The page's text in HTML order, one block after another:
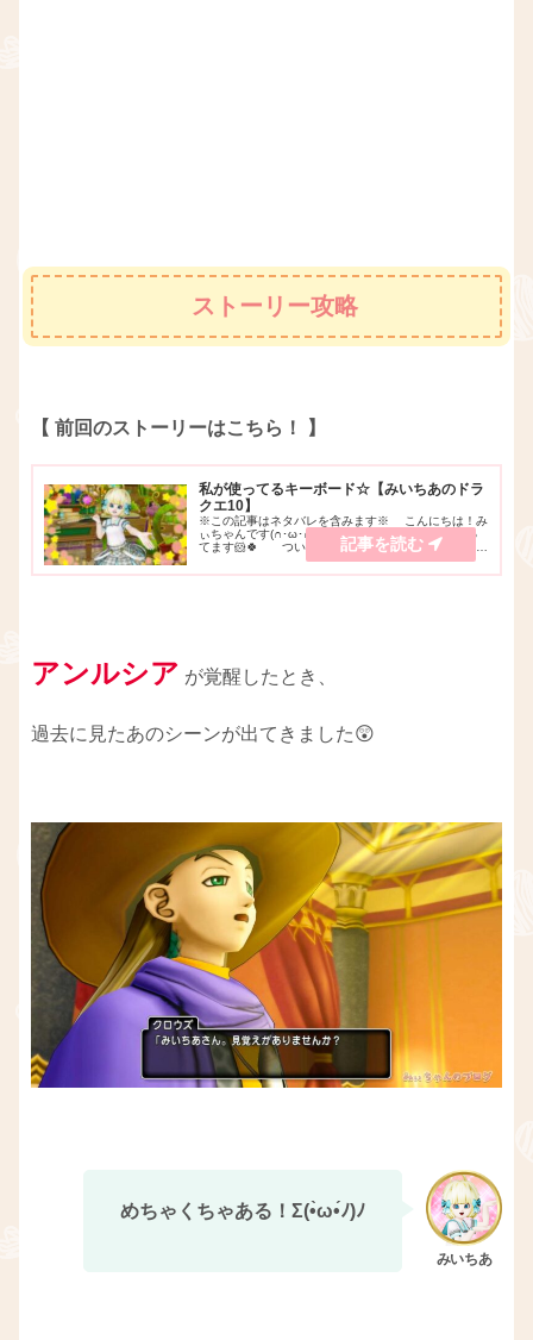
ストーリー攻略
【 前回のストーリーはこちら！ 】
私が使ってるキーボード☆【みいちあのドラ
クエ10】
※この記事はネタバレを含みます※ こんにちは！み
ぃちゃんです(∩･ω･∩)♪YouTubeでゲーム実況をやっ
てます🐹🍀 つい最近のこと・・💡新しい「 キーボ
ード 」を購入しました！💻✨ メーカー「 ‎e元素 」
の、ゲーミングキーボード...
アンルシア が覚醒したとき、
過去に見たあのシーンが出てきました😲
めちゃくちゃある！Σ(•̀ω•́ﾉ)ﾉ